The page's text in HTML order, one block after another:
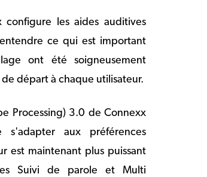
configure les aides auditives
ce qui est important
ont été soigneusement
départ à chaque utilisateur.
Processing) 3.0 de Connexx
aux préférences
est maintenant plus puissant
Suivi de parole et Multi